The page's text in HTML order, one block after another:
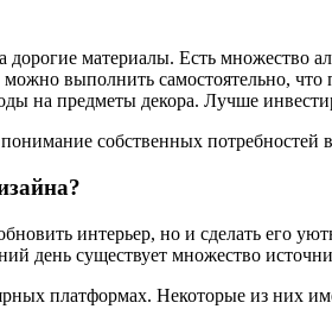
дорогие материалы. Есть множество
выполнить самостоятельно, что
на предметы декора. Лучше
собственных
интерьер, но и сделать его
день существует множество
платформах. Некоторые из них